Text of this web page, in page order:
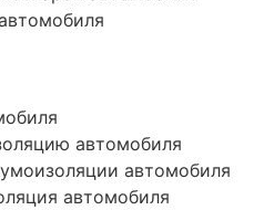
автомобиля
автомобиля
автомобиля